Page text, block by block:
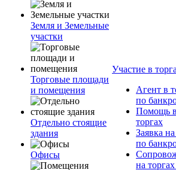
Земля и Земельные
участки
Торговые площади
и помещения
Отдельно стоящие
здания
Офисы
Участие в
Агент в
по
Помощь в
торгах
Заявка
по
на